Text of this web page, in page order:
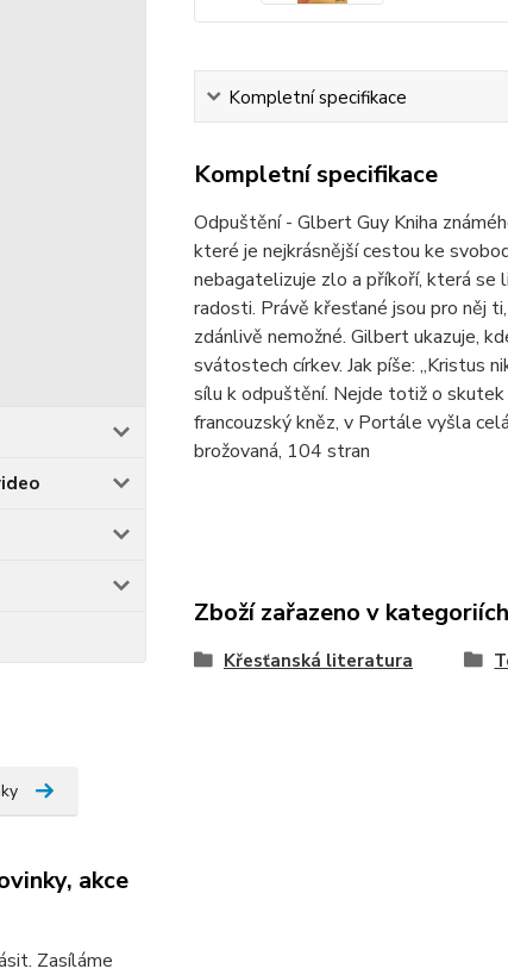
akce
Zasíláme
Kompletní specifikace
Kompletní specifikace
Odpuštění - Glbert Guy Kniha
které je nejkrásnější cestou ke
nebagatelizuje zlo a příkoří, která se
radosti. Právě křesťané jsou pro něj
zdánlivě nemožné. Gilbert ukazuje,
svátostech církev. Jak píše: „Kristus
sílu k odpuštění. Nejde totiž o skutek
francouzský kněz, v Portále vyšla
brožovaná, 104 stran
Zboží zařazeno v kategoriích
Křesťanská literatura